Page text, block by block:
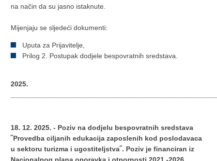
na način da su jasno istaknute.
Mijenjaju se sljedeći dokumenti:
Uputa za Prijavitelje,
Prilog 2. Postupak dodjele bespovratnih sredstava.
2025.
18. 12. 2025. - Poziv na dodjelu bespovratnih sredstava
˝Provedba ciljanih edukacija zaposlenih kod poslodavaca
u sektoru turizma i ugostiteljstva˝. Poziv je financiran iz